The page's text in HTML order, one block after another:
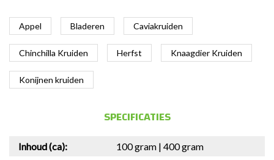
Appel Bladeren Caviakruiden
Chinchilla Kruiden Herfst Knaagdier Kruiden
Konijnen kruiden
SPECIFICATIES
Inhoud (ca):
100 gram | 400 gram